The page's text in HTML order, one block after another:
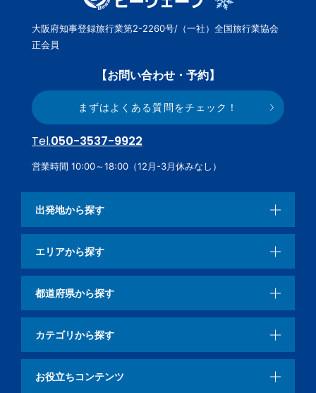
大阪府知事登録旅行業第2-2260号/（一社）全国旅行業協会
正会員
【お問い合わせ・予約】
まずはよくある質問をチェック！
Tel.050-3537-9922
営業時間 10:00～18:00（12月-3月休みなし）
出発地から探す
エリアから探す
都道府県から探す
カテゴリから探す
お役立ちコンテンツ